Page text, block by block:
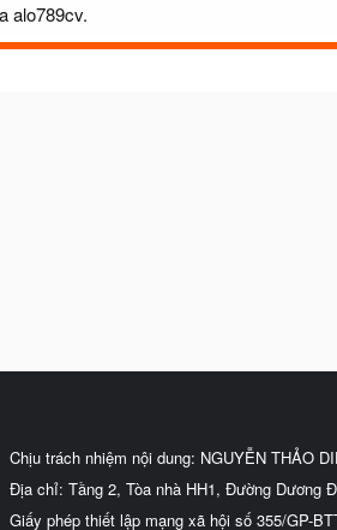
alo789cv.
Chịu trách nhiệm nội dung: NGUYỄN THẢO
Địa chỉ: Tầng 2, Tòa nhà HH1, Đường Dương
Giấy phép thiết lập mạng xã hội số 355/GP-